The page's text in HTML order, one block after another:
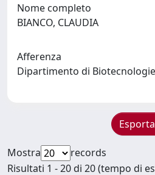
Nome completo
BIANCO, CLAUDIA
Afferenza
Dipartimento di
Mostra
records
Risultati 1 - 20 di 20 (tempo di